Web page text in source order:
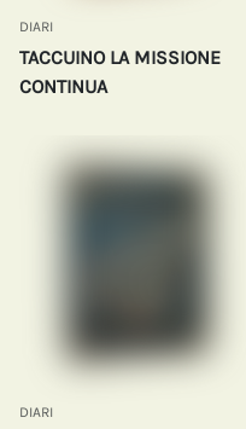
DIARI
TACCUINO LA MISSIONE
CONTINUA
DIARI